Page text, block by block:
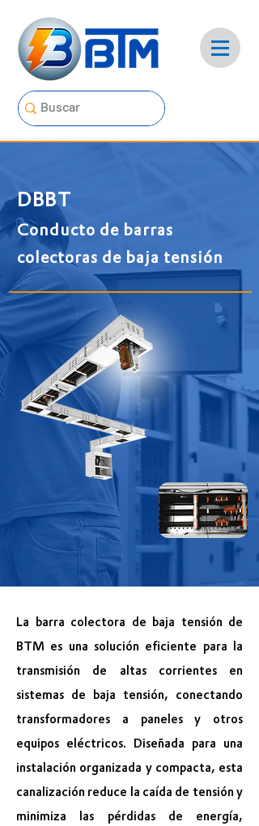
DBBT
Conducto de barras
colectoras de baja tensión
La barra colectora de baja tensión de
BTM es una solución eficiente para la
transmisión de altas corrientes en
sistemas de baja tensión, conectando
transformadores a paneles y otros
equipos eléctricos. Diseñada para una
instalación organizada y compacta, esta
canalización reduce la caída de tensión y
minimiza las pérdidas de energía,